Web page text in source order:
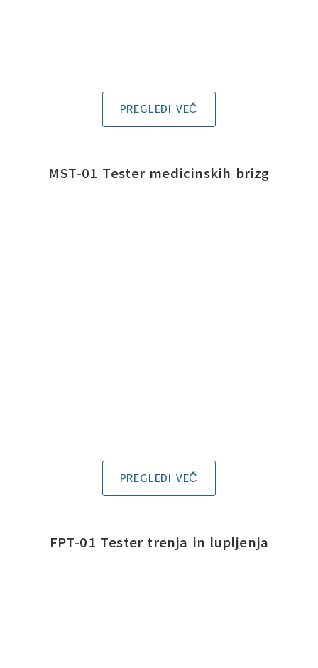
PREGLEDI VEČ
MST-01 Tester medicinskih brizg
PREGLEDI VEČ
FPT-01 Tester trenja in lupljenja